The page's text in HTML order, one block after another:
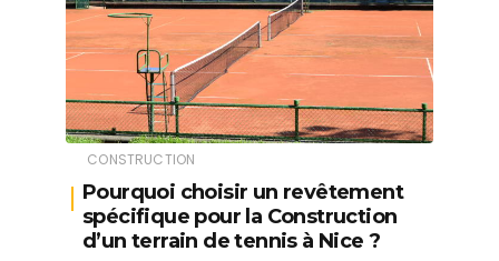
CONSTRUCTION
Pourquoi choisir un revêtement
spécifique pour la Construction
d’un terrain de tennis à Nice ?